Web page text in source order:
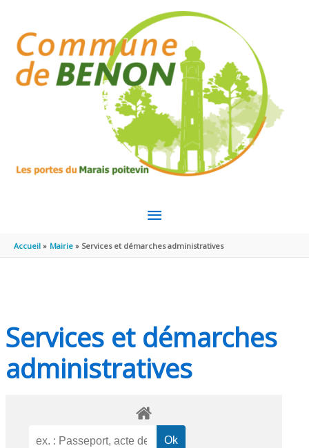
MENU
PRINCIPAL
Accueil Mairie Services et démarches administratives
Services et démarches
administratives